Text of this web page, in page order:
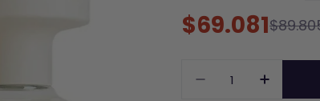
Precio
rebajado
$69.081
Precio
habitual
Disminuir La